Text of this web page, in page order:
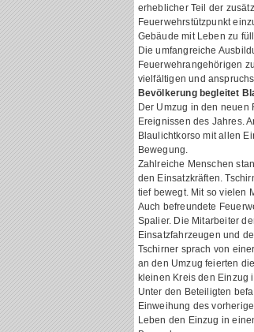
erheblicher Teil der
Feuerwehrstützpunkt
Gebäude mit Leben zu
Die umfangreiche
Feuerwehrangehörigen
vielfältigen und
Bevölkerung begleitet
Der Umzug in den
Ereignissen des Jahres.
Blaulichtkorso mit allen
Bewegung.
Zahlreiche Menschen
den Einsatzkräften.
tief bewegt. Mit so vielen
Auch befreundete
Spalier. Die Mitarbeiter
Einsatzfahrzeugen und
Tschirner sprach von
an den Umzug feierten
kleinen Kreis den Einzug
Unter den Beteiligten
Einweihung des
Leben den Einzug in